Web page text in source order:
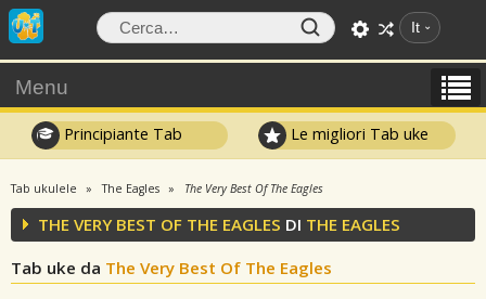
It
Menu
Principiante Tab Le migliori Tab uke
Tab ukulele The Eagles The Very Best Of The Eagles
THE VERY BEST OF THE EAGLES DI THE EAGLES
Tab uke da The Very Best Of The Eagles